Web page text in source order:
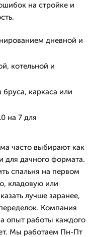
на стройке и
дневной и
котельной и
бруса, каркаса или
на 7 для
часто выбирают как
для дачного формата.
спальня на первом
кладовую или
лучше заранее,
Компания
опыт работы каждого
Мы работаем Пн-Пт